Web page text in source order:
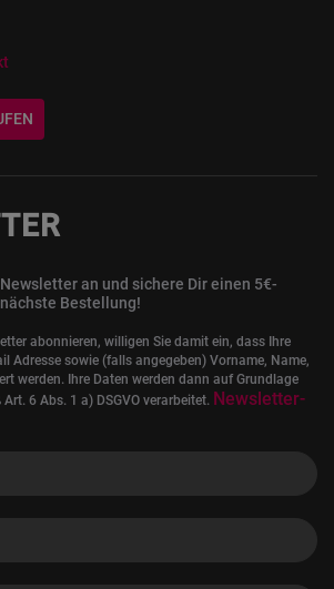
an und sichere Dir einen 5€-
Bestellung!
abonnieren, willigen Sie damit ein, dass Ihre
Adresse sowie (falls angegeben) Vorname, Name,
werden. Ihre Daten werden dann auf Grundlage
6 Abs. 1 a) DSGVO verarbeitet. Newsletter-